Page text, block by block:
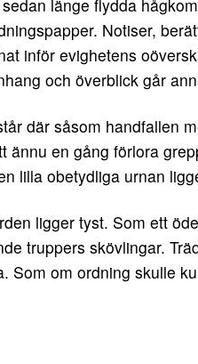
länge flydda
Notiser,
inför evighetens
och överblick går
där såsom handfallen
ännu en gång förlora
lilla obetydliga urnan
ligger tyst. Som ett
truppers skövlingar.
Som om ordning skulle